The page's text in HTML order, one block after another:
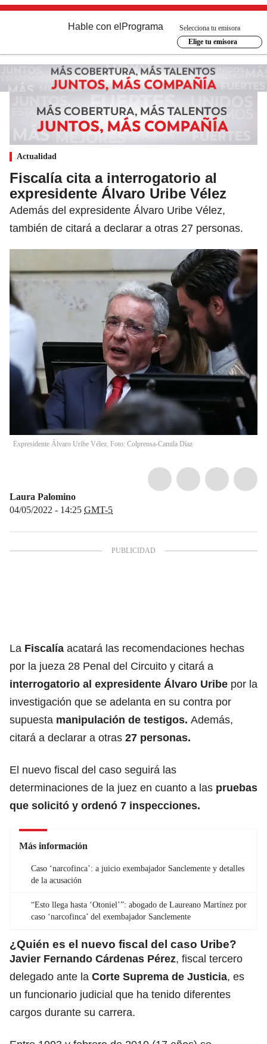
Hable con el Programa
Selecciona tu emisora
Elige tu emisora
Actualidad
Fiscalía cita a interrogatorio al
expresidente Álvaro Uribe Vélez
Además del expresidente Álvaro Uribe Vélez,
también de citará a declarar a otras 27 personas.
Expresidente Álvaro Uribe Vélez. Foto: Colprensa-Camila Díaz
Laura Palomino
04/05/2022 - 14:25 GMT-5
La Fiscalía acatará las recomendaciones hechas
por la jueza 28 Penal del Circuito y citará a
interrogatorio al expresidente Álvaro Uribe por la
investigación que se adelanta en su contra por
supuesta manipulación de testigos. Además,
citará a declarar a otras 27 personas.
El nuevo fiscal del caso seguirá las
determinaciones de la juez en cuanto a las pruebas
que solicitó y ordenó 7 inspecciones.
Más información
Caso ‘narcofinca’: a juicio exembajador Sanclemente y detalles
de la acusación
“Esto llega hasta ‘Otoniel’”: abogado de Laureano Martínez por
caso ‘narcofinca’ del exembajador Sanclemente
¿Quién es el nuevo fiscal del caso Uribe?
Javier Fernando Cárdenas Pérez, fiscal tercero
delegado ante la Corte Suprema de Justicia, es
un funcionario judicial que ha tenido diferentes
cargos durante su carrera.